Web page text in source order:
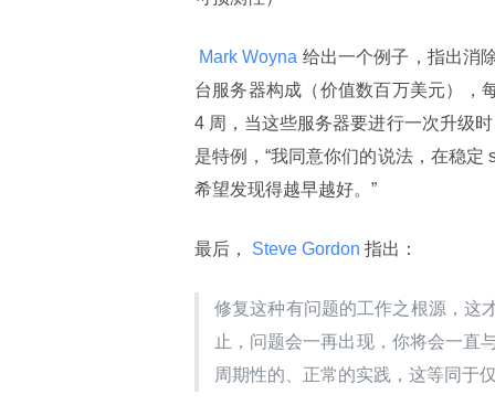
Mark Woyna 给出一个例子，指出消
台服务器构成（价值数百万美元），
4 周，当这些服务器要进行一次升级
是特例，“我同意你们的说法，在稳
希望发现得越早越好。”
最后， Steve Gordon 指出：
修复这种有问题的工作之根源，这
止，问题会一再出现，你将会一直
周期性的、正常的实践，这等同于